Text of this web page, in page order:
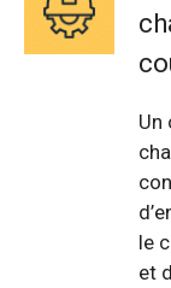
Un
le
et